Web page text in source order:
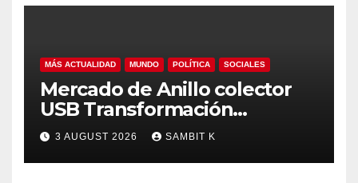
MÁS ACTUALIDAD MUNDO POLÍTICA SOCIALES
Mercado de Anillo colector
USB Transformación
Industrial, Automatización y
Crecimiento Global hasta
2035
3 AUGUST 2026 SAMBIT K